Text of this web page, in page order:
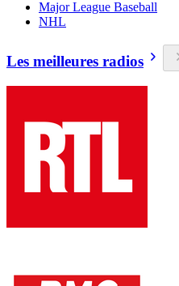
Major League Baseball
NHL
Les meilleures radios